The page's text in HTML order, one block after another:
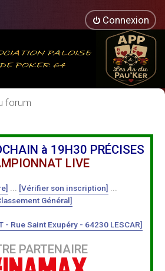
Connexion
forum
à 19H30 PRÉCISES
LIVE
[Vérifier son inscription]
Général]
- Rue Saint Exupéry - 64230 LESCAR]
PARTENAIRE